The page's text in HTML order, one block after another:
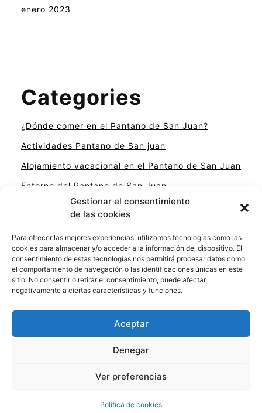
Gestionar el consentimiento
de las cookies
Para ofrecer las mejores experiencias, utilizamos tecnologías como las
cookies para almacenar y/o acceder a la información del dispositivo. El
consentimiento de estas tecnologías nos permitirá procesar datos como
el comportamiento de navegación o las identificaciones únicas en este
sitio. No consentir o retirar el consentimiento, puede afectar
negativamente a ciertas características y funciones.
Aceptar
Denegar
Ver preferencias
Política de cookies
enero 2023
Categories
¿Dónde comer en el Pantano de San Juan?
Actividades Pantano de San juan
Alojamiento vacacional en el Pantano de San Juan
Entorno del Pantano de San Juan
Uncategorized
Aviso legal
Términos y condiciones
encuentra actividades, alojamientos y